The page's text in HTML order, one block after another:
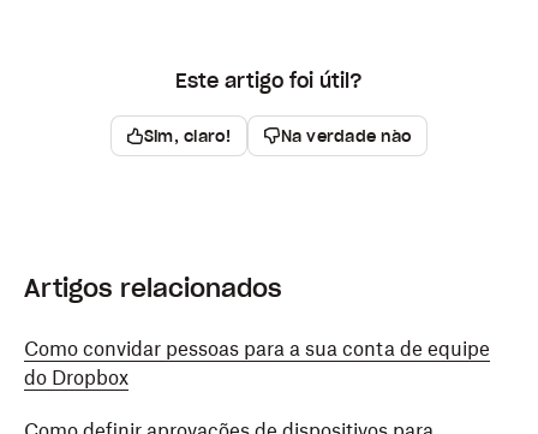
Este artigo foi útil?
Sim, claro! Na verdade não
Artigos relacionados
Como convidar pessoas para a sua conta de equipe
do Dropbox